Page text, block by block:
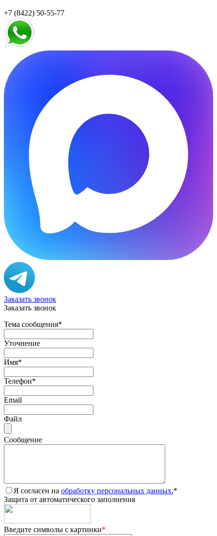
+7 (8422) 50-55-77
Заказать звонок
Заказать звонок
Тема сообщения*
Уточнение
Имя*
Телефон*
Email
Файл
Сообщение
Я согласен на обработку персональных данных.*
Защита от автоматического заполнения
Введите символы с картинки*